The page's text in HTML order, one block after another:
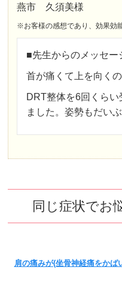
燕市 久須美様
※お客様の感想であり、効果効
■先生からのメッセー
首が痛くて上を向く
DRT整体を6回くらい
ました。姿勢もだい
同じ症状でお
肩の痛みが(坐骨神経痛をかば